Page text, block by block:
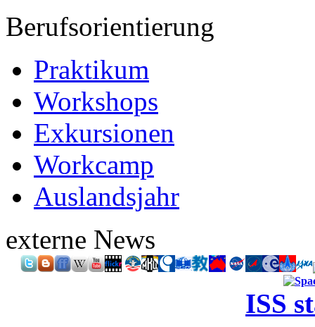
Berufsorientierung
Praktikum
Workshops
Exkursionen
Workcamp
Auslandsjahr
externe News
ISS